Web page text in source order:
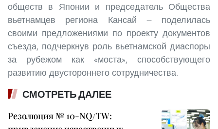
обществ в Японии и председатель Общества
вьетнамцев региона Кансай — поделилась
своими предложениями по проекту документов
съезда, подчеркнув роль вьетнамской диаспоры
за рубежом как «моста», способствующего
развитию двустороннего сотрудничества.
СМОТРЕТЬ ДАЛЕЕ
Резолюция № 10-NQ/TW: